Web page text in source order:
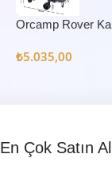
Orcamp Rover
₺5.035,00
En Çok Satın